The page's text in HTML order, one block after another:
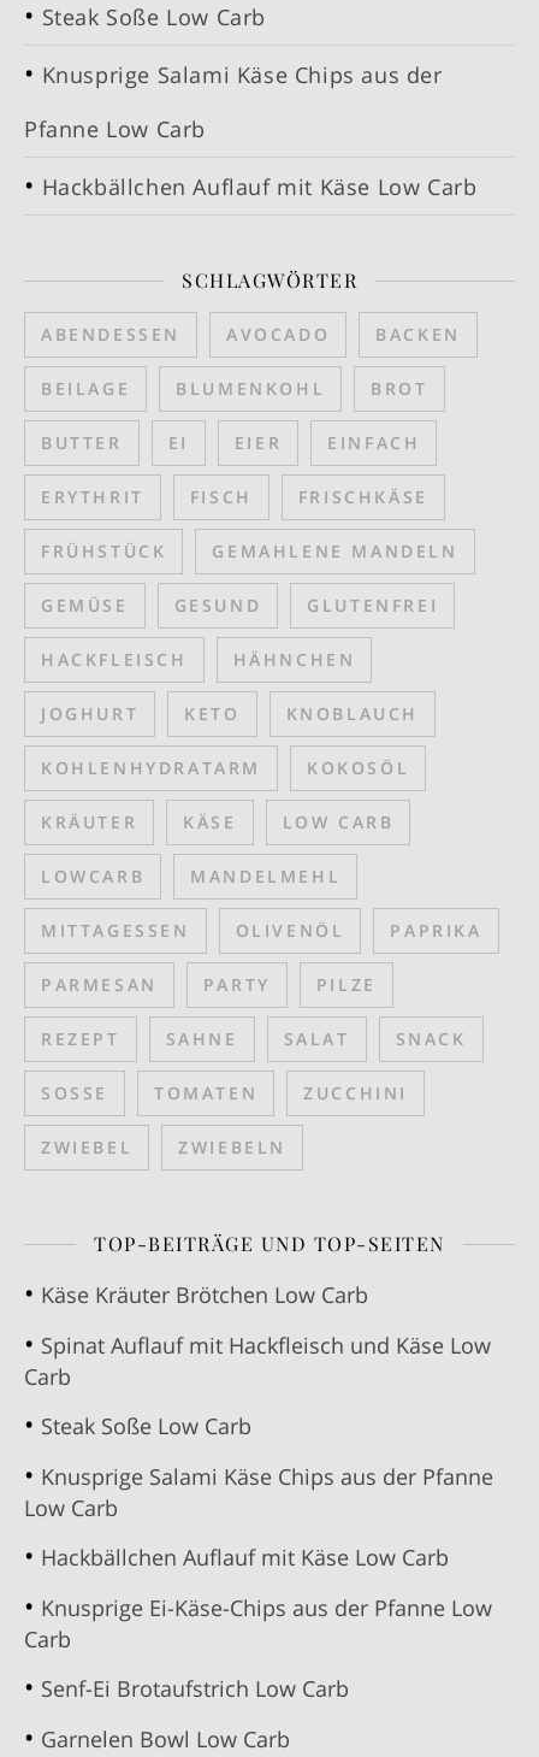
Steak Soße Low Carb
Knusprige Salami Käse Chips aus der
Pfanne Low Carb
Hackbällchen Auflauf mit Käse Low Carb
SCHLAGWÖRTER
ABENDESSEN AVOCADO BACKEN
BEILAGE BLUMENKOHL BROT
BUTTER EI EIER EINFACH
ERYTHRIT FISCH FRISCHKÄSE
FRÜHSTÜCK GEMAHLENE MANDELN
GEMÜSE GESUND GLUTENFREI
HACKFLEISCH HÄHNCHEN
JOGHURT KETO KNOBLAUCH
KOHLENHYDRATARM KOKOSÖL
KRÄUTER KÄSE LOW CARB
LOWCARB MANDELMEHL
MITTAGESSEN OLIVENÖL PAPRIKA
PARMESAN PARTY PILZE
REZEPT SAHNE SALAT SNACK
SOSSE TOMATEN ZUCCHINI
ZWIEBEL ZWIEBELN
TOP-BEITRÄGE UND TOP-SEITEN
Käse Kräuter Brötchen Low Carb
Spinat Auflauf mit Hackfleisch und Käse Low
Carb
Steak Soße Low Carb
Knusprige Salami Käse Chips aus der Pfanne
Low Carb
Hackbällchen Auflauf mit Käse Low Carb
Knusprige Ei-Käse-Chips aus der Pfanne Low
Carb
Senf-Ei Brotaufstrich Low Carb
Garnelen Bowl Low Carb